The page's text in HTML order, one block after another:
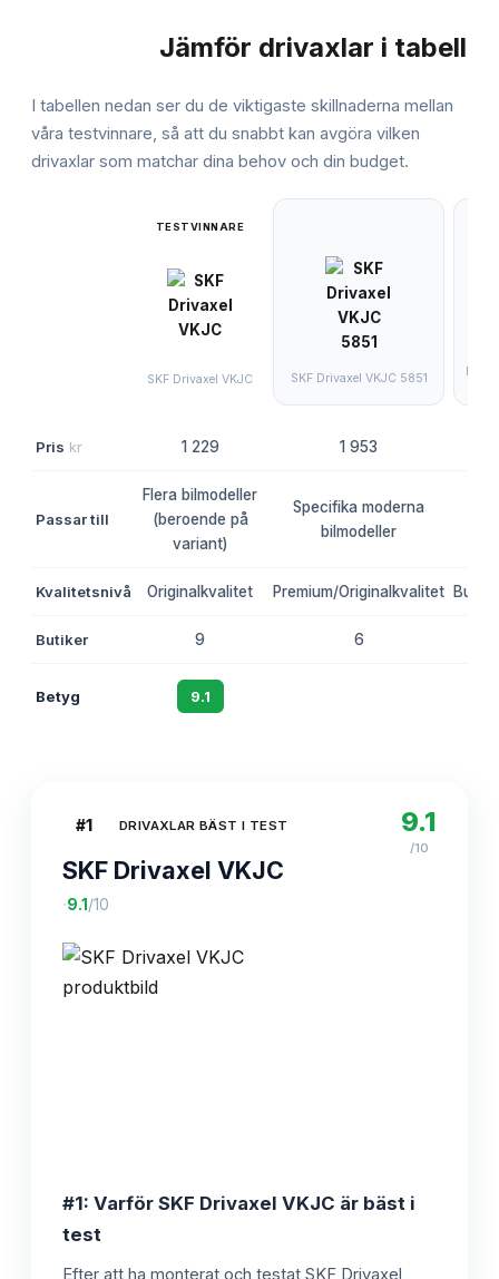
Jämför drivaxlar i tabell
I tabellen nedan ser du de viktigaste skillnaderna mellan
våra testvinnare, så att du snabbt kan avgöra vilken
drivaxlar som matchar dina behov och din budget.
TESTVINNARE
SKF Drivaxel VKJC SKF Drivaxel VKJC 5851
Pris kr 1 229 1 953
Passar till
Flera bilmodeller
(beroende på
variant)
Specifika moderna
bilmodeller
Kvalitetsnivå Originalkvalitet Premium/Originalkvalitet
Butiker 9 6
Betyg 9.1
#1 DRIVAXLAR BÄST I TEST
SKF Drivaxel VKJC
·9.1 /10
9.1
/10
#1: Varför SKF Drivaxel VKJC är bäst i
test
Efter att ha monterat och testat SKF Drivaxel